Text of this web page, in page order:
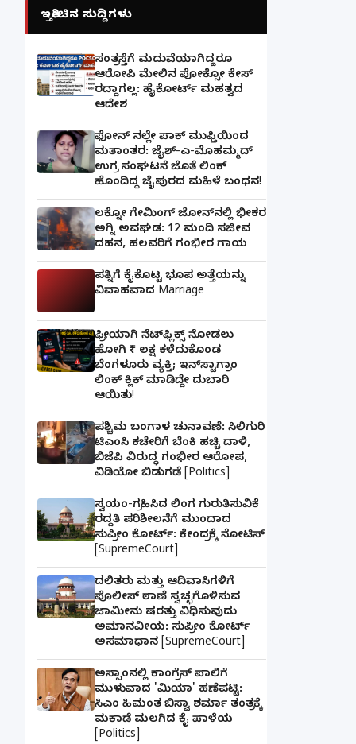
ಇತ್ತೀಚಿನ ಸುದ್ದಿಗಳು
ಸಂತ್ರಸ್ತೆಗೆ ಮದುವೆಯಾಗಿದ್ದರೂ
ಆರೋಪಿ ಮೇಲಿನ ಪೋಕ್ಸೋ ಕೇಸ್
ರದ್ದಾಗಲ್ಲ: ಹೈಕೋರ್ಟ್ ಮಹತ್ವದ
ಆದೇಶ
ಫೋನ್ ನಲ್ಲೇ ಪಾಕ್ ಮುಫ್ತಿಯಿಂದ
ಮತಾಂತರ: ಜೈಶ್-ಎ-ಮೊಹಮ್ಮದ್
ಉಗ್ರ ಸಂಘಟನೆ ಜೊತೆ ಲಿಂಕ್
ಹೊಂದಿದ್ದ ಜೈಪುರದ ಮಹಿಳೆ ಬಂಧನ!
ಲಕ್ನೋ ಗೇಮಿಂಗ್ ಜೋನ್‌ನಲ್ಲಿ ಭೀಕರ
ಅಗ್ನಿ ಅವಘಡ: 12 ಮಂದಿ ಸಜೀವ
ದಹನ, ಹಲವರಿಗೆ ಗಂಭೀರ ಗಾಯ
ಪತ್ನಿಗೆ ಕೈಕೊಟ್ಟ ಭೂಪ ಅತ್ತೆಯನ್ನು
ವಿವಾಹವಾದ Marriage
ಫ್ರೀಯಾಗಿ ನೆಟ್‌ಫ್ಲಿಕ್ಸ್ ನೋಡಲು
ಹೋಗಿ ₹1 ಲಕ್ಷ ಕಳೆದುಕೊಂಡ
ಬೆಂಗಳೂರು ವ್ಯಕ್ತಿ; ಇನ್‌ಸ್ಟಾಗ್ರಾಂ
ಲಿಂಕ್ ಕ್ಲಿಕ್ ಮಾಡಿದ್ದೇ ದುಬಾರಿ
ಆಯಿತು!
ಪಶ್ಚಿಮ ಬಂಗಾಳ ಚುನಾವಣೆ: ಸಿಲಿಗುರಿ
ಟಿಎಂಸಿ ಕಚೇರಿಗೆ ಬೆಂಕಿ ಹಚ್ಚಿ ದಾಳಿ,
ಬಿಜೆಪಿ ವಿರುದ್ಧ ಗಂಭೀರ ಆರೋಪ,
ವಿಡಿಯೋ ಬಿಡುಗಡೆ [Politics]
ಸ್ವಯಂ-ಗ್ರಹಿಸಿದ ಲಿಂಗ ಗುರುತಿಸುವಿಕೆ
ರದ್ದತಿ ಪರಿಶೀಲನೆಗೆ ಮುಂದಾದ
ಸುಪ್ರೀಂ ಕೋರ್ಟ್: ಕೇಂದ್ರಕ್ಕೆ ನೋಟಿಸ್
[SupremeCourt]
ದಲಿತರು ಮತ್ತು ಆದಿವಾಸಿಗಳಿಗೆ
ಪೊಲೀಸ್ ಠಾಣೆ ಸ್ವಚ್ಛಗೊಳಿಸುವ
ಜಾಮೀನು ಷರತ್ತು ವಿಧಿಸುವುದು
ಅಮಾನವೀಯ: ಸುಪ್ರೀಂ ಕೋರ್ಟ್
ಅಸಮಾಧಾನ [SupremeCourt]
ಅಸ್ಸಾಂನಲ್ಲಿ ಕಾಂಗ್ರೆಸ್ ಪಾಲಿಗೆ
ಮುಳುವಾದ 'ಮಿಯಾ' ಹಣೆಪಟ್ಟಿ:
ಸಿಎಂ ಹಿಮಂತ ಬಿಸ್ವಾ ಶರ್ಮಾ ತಂತ್ರಕ್ಕೆ
ಮಕಾಡೆ ಮಲಗಿದ ಕೈ ಪಾಳೆಯ
[Politics]